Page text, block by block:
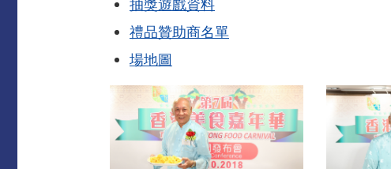
抽獎遊戲資料
禮品贊助商名單
場地圖